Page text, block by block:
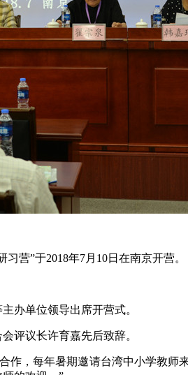
营”于2018年7月10日在南京开营。
办单位领导出席开营式。
评议长许育嘉先后致辞。
，每年暑期邀请台湾中小学教师